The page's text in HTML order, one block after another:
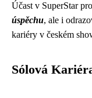
Účast v SuperStar
úspěchu, ale i
kariéry v českém
Sólová